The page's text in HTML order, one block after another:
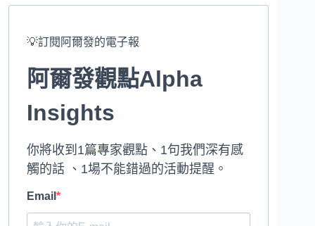
💡訂閱阿爾發的電子報
阿爾發觀點Alpha
Insights
你將收到1篇專家觀點、1句我們深有感
觸的話 、1場不能錯過的活動提醒。
Email